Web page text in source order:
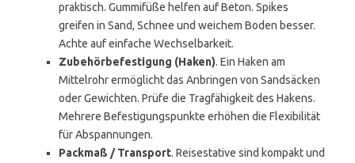
praktisch. Gummifüße helfen auf Beton. Spikes
greifen in Sand, Schnee und weichem Boden besser.
Achte auf einfache Wechselbarkeit.
Zubehörbefestigung (Haken). Ein Haken am
Mittelrohr ermöglicht das Anbringen von Sandsäcken
oder Gewichten. Prüfe die Tragfähigkeit des Hakens.
Mehrere Befestigungspunkte erhöhen die Flexibilität
für Abspannungen.
Packmaß / Transport. Reisestative sind kompakt und